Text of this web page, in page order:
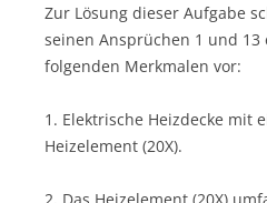
Zur Lösung dieser Aufgabe
seinen Ansprüchen 1 und
folgenden Merkmalen vor:
1. Elektrische Heizdecke mit
Heizelement (20X).
2. Das Heizelement (20X)